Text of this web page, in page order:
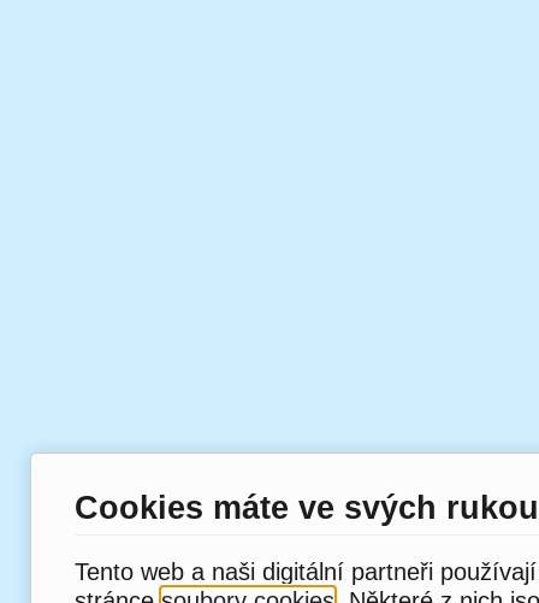
Cookies máte ve svých rukou
Tento web a naši digitální partneři